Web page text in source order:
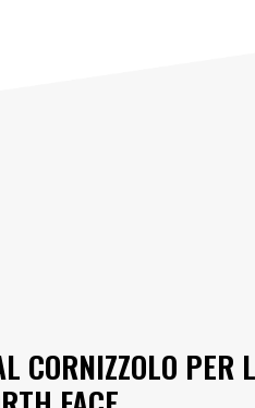
CORNIZZOLO PER